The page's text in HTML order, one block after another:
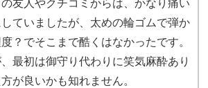
友人やクチコミからは、かなり痛い
していましたが、太めの輪ゴムで弾か
？でそこまで酷くはなかったです。
最初は御守り代わりに笑気麻酔あり
が良いかも知れません。